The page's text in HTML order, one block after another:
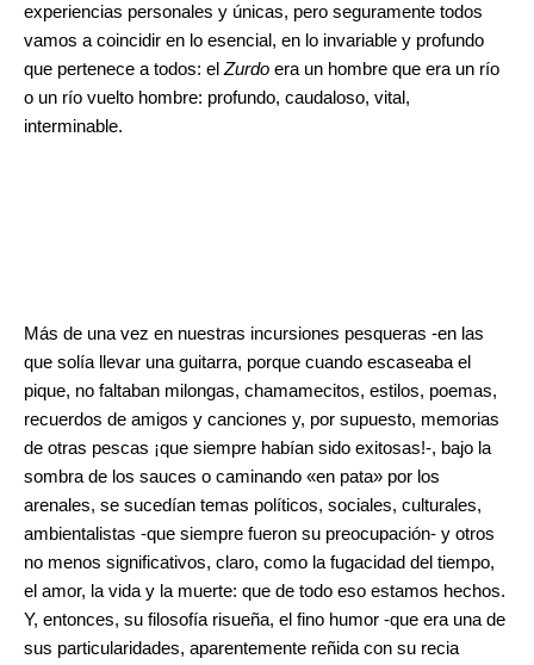
experiencias personales y únicas, pero seguramente todos
vamos a coincidir en lo esencial, en lo invariable y profundo
que pertenece a todos: el Zurdo era un hombre que era un río
o un río vuelto hombre: profundo, caudaloso, vital,
interminable.
Más de una vez en nuestras incursiones pesqueras -en las
que solía llevar una guitarra, porque cuando escaseaba el
pique, no faltaban milongas, chamamecitos, estilos, poemas,
recuerdos de amigos y canciones y, por supuesto, memorias
de otras pescas ¡que siempre habían sido exitosas!-, bajo la
sombra de los sauces o caminando «en pata» por los
arenales, se sucedían temas políticos, sociales, culturales,
ambientalistas -que siempre fueron su preocupación- y otros
no menos significativos, claro, como la fugacidad del tiempo,
el amor, la vida y la muerte: que de todo eso estamos hechos.
Y, entonces, su filosofía risueña, el fino humor -que era una de
sus particularidades, aparentemente reñida con su recia